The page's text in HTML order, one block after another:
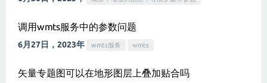
调用wmts服务中的参数问题
6月27日，2023年 wmts服务 wmts
矢量专题图可以在地形图层上叠加贴合吗